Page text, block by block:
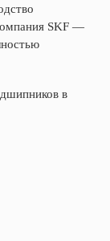
SKF —
в